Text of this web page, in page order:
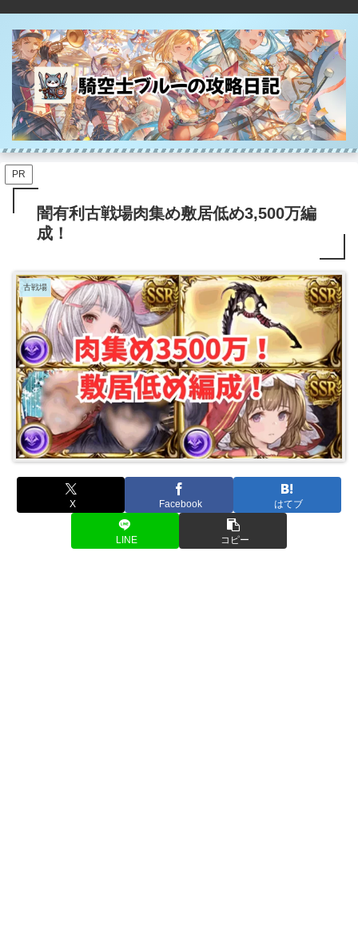
PR
闇有利古戦場肉集め敷居低め3,500万編
成！
古戦場
X Facebook はてブ
LINE コピー